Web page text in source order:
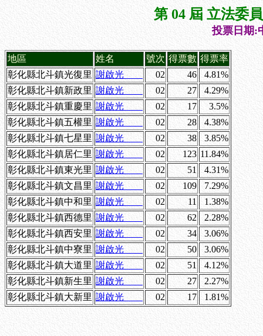
第 04 屆 立法委
投票日期:
地區 姓名 號次 得票數 得票率
彰化縣北斗鎮光復里 謝啟光 02 46
4.81%
彰化縣北斗鎮新政里 謝啟光 02 27
4.29%
彰化縣北斗鎮重慶里 謝啟光 02 17
3.5%
彰化縣北斗鎮五權里 謝啟光 02 28
4.38%
彰化縣北斗鎮七星里 謝啟光 02 38
3.85%
彰化縣北斗鎮居仁里 謝啟光 02 123 11.84%
彰化縣北斗鎮東光里 謝啟光 02 51
4.31%
彰化縣北斗鎮文昌里 謝啟光 02 109
7.29%
彰化縣北斗鎮中和里 謝啟光 02 11
1.38%
彰化縣北斗鎮西德里 謝啟光 02 62
2.28%
彰化縣北斗鎮西安里 謝啟光 02 34
3.06%
彰化縣北斗鎮中寮里 謝啟光 02 50
3.06%
彰化縣北斗鎮大道里 謝啟光 02 51
4.12%
彰化縣北斗鎮新生里 謝啟光 02 27
2.27%
彰化縣北斗鎮大新里 謝啟光 02 17 1.81%